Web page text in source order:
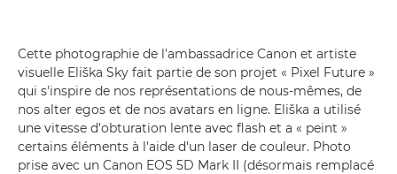
Cette photographie de l'ambassadrice Canon et artiste
visuelle Eliška Sky fait partie de son projet « Pixel Future »
qui s'inspire de nos représentations de nous-mêmes, de
nos alter egos et de nos avatars en ligne. Eliška a utilisé
une vitesse d'obturation lente avec flash et a « peint »
certains éléments à l'aide d'un laser de couleur. Photo
prise avec un Canon EOS 5D Mark II (désormais remplacé